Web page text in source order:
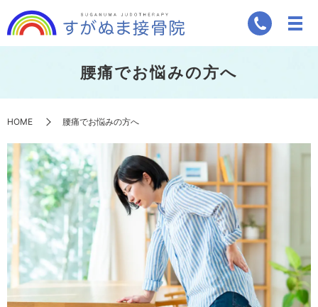
腰痛でお悩みの方へ
HOME 腰痛でお悩みの方へ